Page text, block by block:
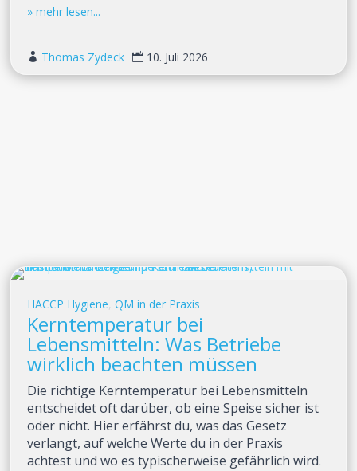
 Thomas Zydeck  10. Juli 2026
HACCP Hygiene,QM in der Praxis
Kerntemperatur bei
Lebensmitteln: Was Betriebe
wirklich beachten müssen
Die richtige Kerntemperatur bei Lebensmitteln
entscheidet oft darüber, ob eine Speise sicher ist
oder nicht. Hier erfährst du, was das Gesetz
verlangt, auf welche Werte du in der Praxis
achtest und wo es typischerweise gefährlich wird.